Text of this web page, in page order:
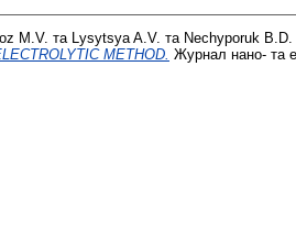
M.V. та Lysytsya A.V. та Nechyporuk B.D.
METHOD. Журнал нано- та